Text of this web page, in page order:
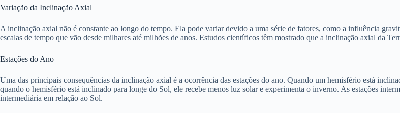
Variação da Inclinação Axial
A inclinação axial não é constante ao longo do tempo. Ela pode variar devido a uma série de fatores, como a influência
escalas de tempo que vão desde milhares até milhões de anos. Estudos científicos têm mostrado que a inclinação axial da
Estações do Ano
Uma das principais consequências da inclinação axial é a ocorrência das estações do ano. Quando um hemisfério está
quando o hemisfério está inclinado para longe do Sol, ele recebe menos luz solar e experimenta o inverno. As estações
intermediária em relação ao Sol.